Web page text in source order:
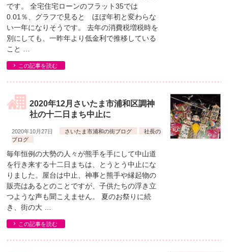
です。 全宅住宅ローンのフラット35では
0.01％、グラフで見ると ほぼ年初と変わらな
い一年になりそうです。 去年の消費税増税時を
別にしても、一昨年より低金利で推移している
こと …
この記事を読む
2020年12月さいたま市浦和区調神
社の十二日まち中止に
2020年10月27日 さいたま市浦和の街ブログ
社長の
ブログ
毎年恒例の大勢の人々が熊手を手にして中山道
を行き来する十二日まちは、とうとう中止にな
りました。屋台は中止、神事と熊手や縁起物の
販売はあるとのことですが、子供たちの浮き立
つような声も聞こえません。 夏のお祭りに続
き、街の大 …
この記事を読む